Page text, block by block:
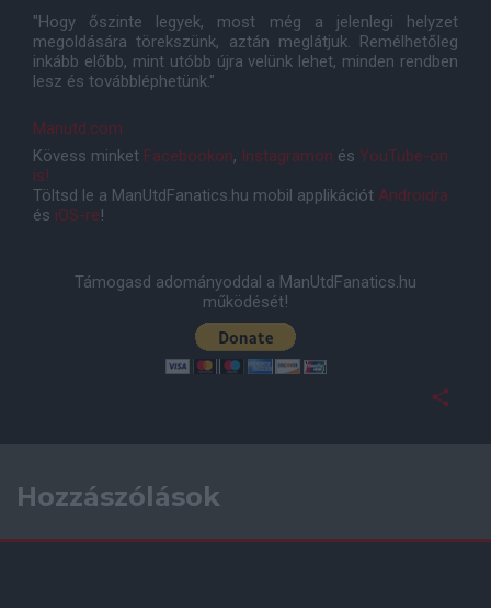
"Hogy őszinte legyek, most még a jelenlegi helyzet
megoldására törekszünk, aztán meglátjuk. Remélhetőleg
inkább előbb, mint utóbb újra velünk lehet, minden rendben
lesz és továbbléphetünk."
Manutd.com
Kövess minket Facebookon, Instagramon és YouTube-on
is!
Töltsd le a ManUtdFanatics.hu mobil applikációt Androidra
és iOS-re!
Támogasd adományoddal a ManUtdFanatics.hu
működését!
Hozzászólások